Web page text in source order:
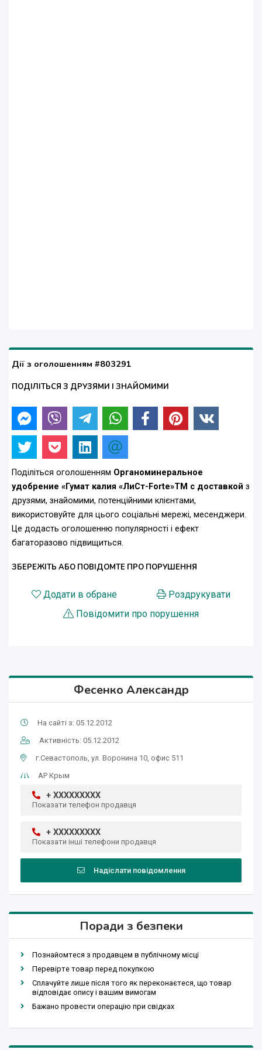
Дії з оголошенням #803291
ПОДІЛІТЬСЯ З ДРУЗЯМИ І ЗНАЙОМИМИ
Поділіться оголошенням Органоминеральное
удобрение «Гумат калия «ЛиСт-Forte»ТМ c доставкой з
друзями, знайомими, потенційними клієнтами,
використовуйте для цього соціальні мережі, месенджери.
Це додасть оголошенню популярності і ефект
багаторазово підвищиться.
ЗБЕРЕЖІТЬ АБО ПОВІДОМТЕ ПРО ПОРУШЕННЯ
Додати в обране
Роздрукувати
Повідомити про порушення
Фесенко Александр
На сайті з: 05.12.2012
Активність: 05.12.2012
г.Севастополь, ул. Воронина 10, офис 511
АР Крым
+ XXXXXXXXX
Показати телефон продавця
+ XXXXXXXXX
Показати інші телефони продавця
Надіслати повідомлення
Поради з безпеки
Познайомтеся з продавцем в публічному місці
Перевірте товар перед покупкою
Сплачуйте лише після того як переконаєтеся, що товар
відповідає опису і вашим вимогам
Бажано провести операцію при свідках